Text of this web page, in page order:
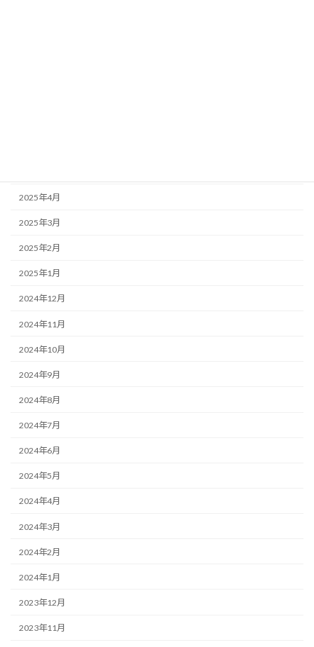
2025年4月
2025年3月
2025年2月
2025年1月
2024年12月
2024年11月
2024年10月
2024年9月
2024年8月
2024年7月
2024年6月
2024年5月
2024年4月
2024年3月
2024年2月
2024年1月
2023年12月
2023年11月